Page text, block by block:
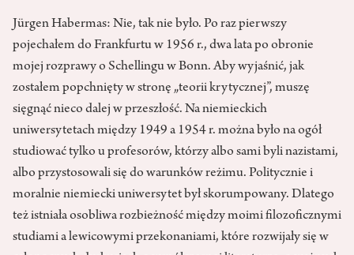
Jürgen Habermas: Nie, tak nie było. Po raz pierwszy
pojechałem do Frankfurtu w 1956 r., dwa lata po obronie
mojej rozprawy o Schellingu w Bonn. Aby wyjaśnić, jak
zostałem popchnięty w stronę „teorii krytycznej”, muszę
sięgnąć nieco dalej w przeszłość. Na niemieckich
uniwersytetach między 1949 a 1954 r. można było na ogół
studiować tylko u profesorów, którzy albo sami byli nazistami,
albo przystosowali się do warunków reżimu. Politycznie i
moralnie niemiecki uniwersytet był skorumpowany. Dlatego
też istniała osobliwa rozbieżność między moimi filozoficznymi
studiami a lewicowymi przekonaniami, które rozwijały się w